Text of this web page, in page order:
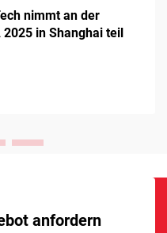
nimmt an der
2025 in Shanghai teil
anfordern